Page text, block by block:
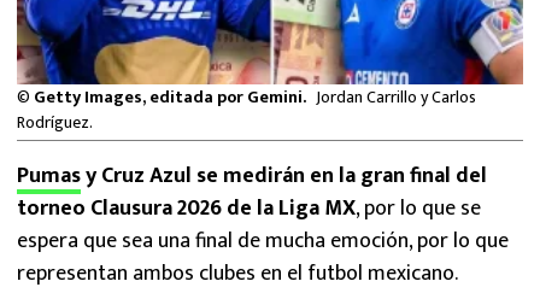
NFL
© Getty Images, editada por Gemini. Jordan Carrillo y Carlos
Rodríguez.
Pumasy Cruz Azul se medirán en la gran final del
torneo Clausura 2026 de la Liga MX, por lo que se
espera que sea una final de mucha emoción, por lo que
representan ambos clubes en el futbol mexicano.